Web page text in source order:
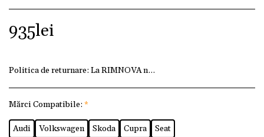
935lei
Politica de returnare: La RIMNOVA ne dorim ca fiecare
Mărci Compatibile: *
Audi Volkswagen Skoda Cupra
Seat